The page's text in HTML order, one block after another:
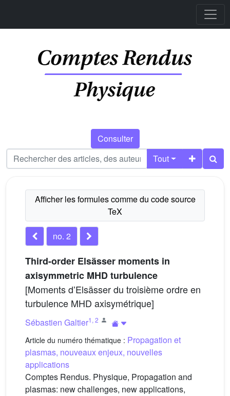
Consulter
Tout
no. 2
Third-order Elsässer moments in
axisymmetric MHD turbulence
[Moments dʼElsässer du troisième ordre en
turbulence MHD axisymétrique]
Sébastien Galtier1 , 2
Article du numéro thématique : Propagation et
plasmas, nouveaux enjeux, nouvelles
applications
Comptes Rendus. Physique, Propagation and
plasmas: new challenges, new applications,